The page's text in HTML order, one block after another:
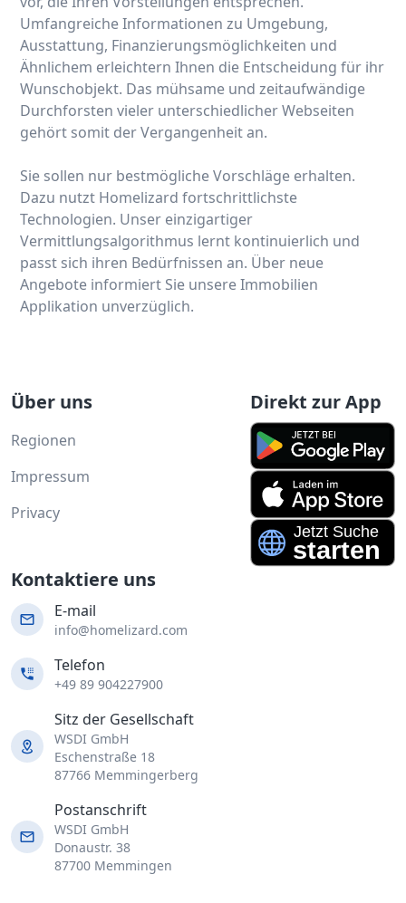
Umfangreiche Informationen zu Umgebung,
Ausstattung, Finanzierungsmöglichkeiten und
Ähnlichem erleichtern Ihnen die Entscheidung für ihr
Wunschobjekt. Das mühsame und zeitaufwändige
Durchforsten vieler unterschiedlicher Webseiten
gehört somit der Vergangenheit an.
Sie sollen nur bestmögliche Vorschläge erhalten.
Dazu nutzt Homelizard fortschrittlichste
Technologien. Unser einzigartiger
Vermittlungsalgorithmus lernt kontinuierlich und
passt sich ihren Bedürfnissen an. Über neue
Angebote informiert Sie unsere Immobilien
Applikation unverzüglich.
Über uns
Regionen
Impressum
Privacy
Direkt zur App
Kontaktiere uns
E-mail
info@homelizard.com
Telefon
+49 89 904227900
Sitz der Gesellschaft
WSDI GmbH
Eschenstraße 18
87766 Memmingerberg
Postanschrift
WSDI GmbH
Donaustr. 38
87700 Memmingen